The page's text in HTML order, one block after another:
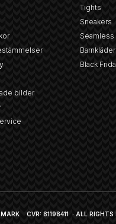
bilder
Tights
Sneakers
Seamless
Barnkläder
Black
CVR: 81198411 · ALL RIGHTS